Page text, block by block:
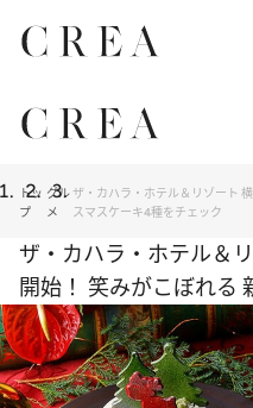
トッ
プ
グル
メ
ザ・カハラ・ホテル＆リゾート
スマスケーキ4種をチェック
ザ・カハラ・ホテル＆リゾート
開始！ 笑みがこぼれる 新作クリスマスケーキ4種を
チェック